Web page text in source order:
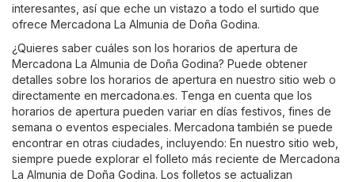
interesantes, así que eche un vistazo a todo el surtido que
ofrece Mercadona La Almunia de Doña Godina.
¿Quieres saber cuáles son los horarios de apertura de
Mercadona La Almunia de Doña Godina? Puede obtener
detalles sobre los horarios de apertura en nuestro sitio web o
directamente en mercadona.es. Tenga en cuenta que los
horarios de apertura pueden variar en días festivos, fines de
semana o eventos especiales. Mercadona también se puede
encontrar en otras ciudades, incluyendo: En nuestro sitio web,
siempre puede explorar el folleto más reciente de Mercadona
La Almunia de Doña Godina. Los folletos se actualizan